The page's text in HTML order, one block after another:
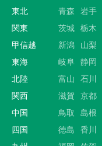
東北
青森 岩手
関東
茨城 栃木
甲信越
新潟 山梨
東海
岐阜 静岡
北陸
富山 石川
関西
滋賀 京都
中国
鳥取 島根
四国
徳島 香川